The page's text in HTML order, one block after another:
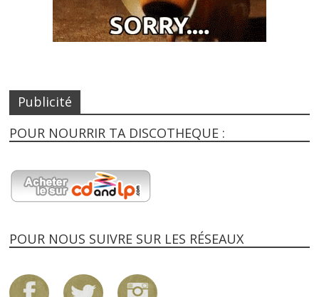
Publicité
POUR NOURRIR TA DISCOTHEQUE :
POUR NOUS SUIVRE SUR LES RÉSEAUX